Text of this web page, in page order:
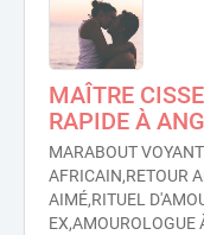
MAÎTRE
RAPIDE À
MARABOUT
AFRICAIN,RETOUR
AIMÉ,RITUEL
EX,AMOUROLOGUE